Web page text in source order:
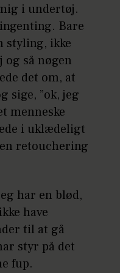
i undertøj.
Bare
styling, ikke
så nøgen
det om, at
sige, ”ok, jeg
menneske
i uklædeligt
retouchering
har en blød,
have
til at gå
styr på det
fup.